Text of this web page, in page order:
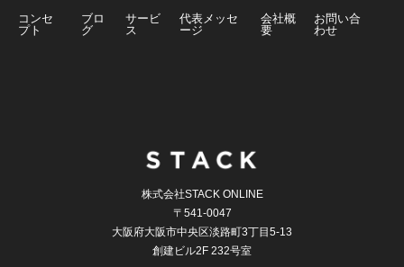
コンセ
プト
ブロ
グ
サービ
ス
代表メッセ
ージ
会社概
要
お問い合
わせ
株式会社STACK ONLINE
〒541-0047
大阪府大阪市中央区淡路町3丁目5-13
創建ビル2F 232号室